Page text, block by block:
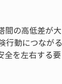
間の高低差が大
行動につながる
全を左右する要